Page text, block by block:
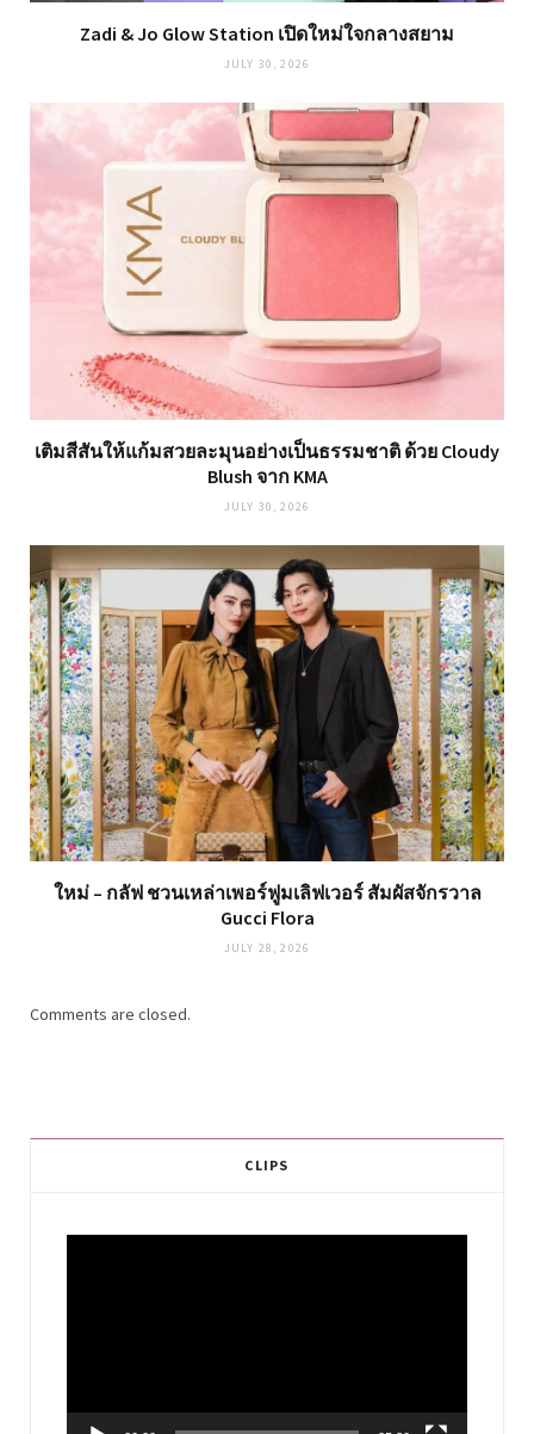
Zadi & Jo Glow Station เปิดใหม่ใจกลางสยาม
JULY 30, 2026
เติมสีสันให้แก้มสวยละมุนอย่างเป็นธรรมชาติ ด้วย Cloudy
Blush จาก KMA
JULY 30, 2026
ใหม่ – กลัฟ ชวนเหล่าเพอร์ฟูมเลิฟเวอร์ สัมผัสจักรวาล
Gucci Flora
JULY 28, 2026
Comments are closed.
CLIPS